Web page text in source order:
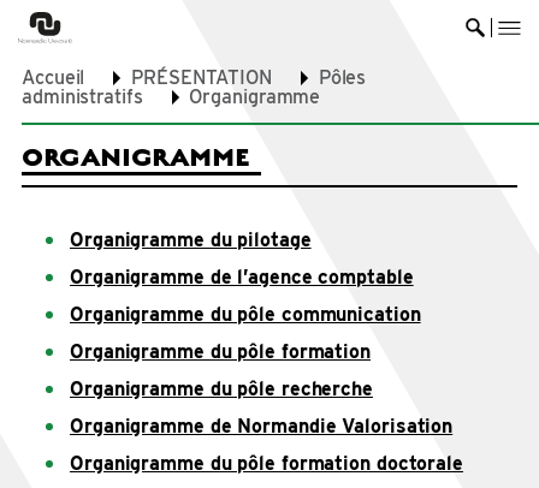
Accueil PRÉSENTATION
Pôles
administratifs
Organigramme
ORGANIGRAMME
Organigramme du pilotage
Organigramme de l’agence comptable
Organigramme du pôle communication
Organigramme du pôle formation
Organigramme du pôle recherche
Organigramme de Normandie Valorisation
Organigramme du pôle formation doctorale